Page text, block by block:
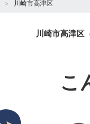
川崎市高津区
川崎市高津区
こ